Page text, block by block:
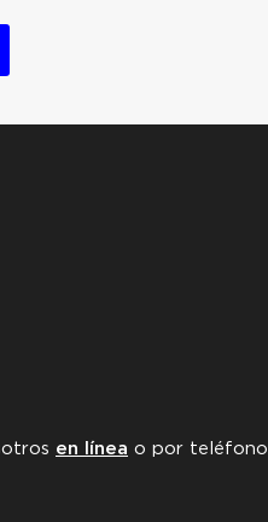
en línea o por teléfono